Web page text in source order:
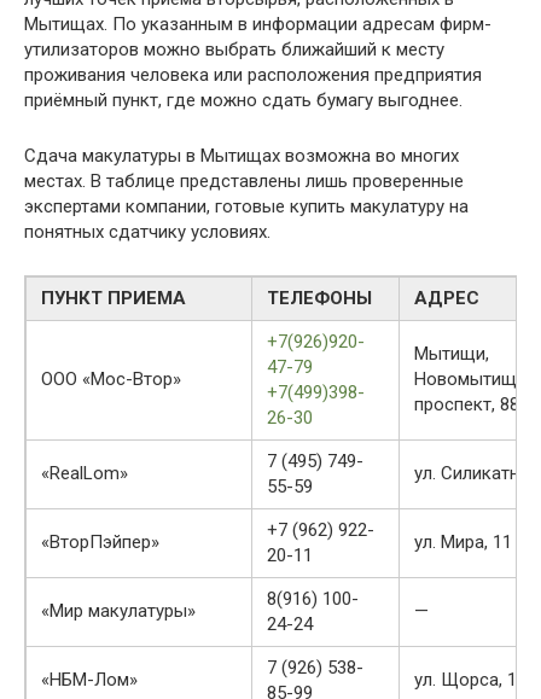
Мытищах. По указанным в информации адресам фирм-
утилизаторов можно выбрать ближайший к месту
проживания человека или расположения предприятия
приёмный пункт, где можно сдать бумагу выгоднее.
Сдача макулатуры в Мытищах возможна во многих
местах. В таблице представлены лишь проверенные
экспертами компании, готовые купить макулатуру на
понятных сдатчику условиях.
ПУНКТ ПРИЕМА ТЕЛЕФОНЫ АДРЕС
ООО «Мос-Втор»
+7(926)920-
47-79
+7(499)398-
26-30
Мытищи,
проспект, 88А
«RealLom»
7 (495) 749-
55-59
ул.
«ВторПэйпер»
+7 (962) 922-
20-11
ул. Мира, 11
«Мир макулатуры»
8(916) 100-
24-24
—
«НБМ-Лом»
7 (926) 538-
85-99
ул. Щорса, 19